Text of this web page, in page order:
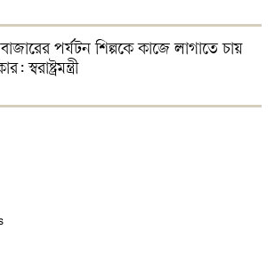
পর্যটন শিল্পকে কাজে লাগাতে চায়
স্বরাষ্ট্রমন্ত্রী